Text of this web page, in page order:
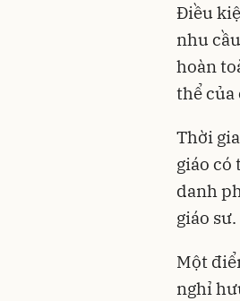
Điều
nhu
hoàn
thể của
Thời
giáo có
danh
giáo sư.
Một
nghỉ